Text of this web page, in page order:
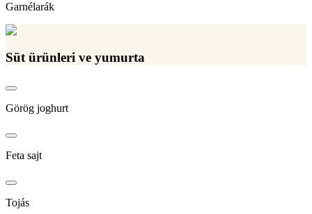
Garnélarák
Süt ürünleri ve yumurta
Görög joghurt
Feta sajt
Tojás